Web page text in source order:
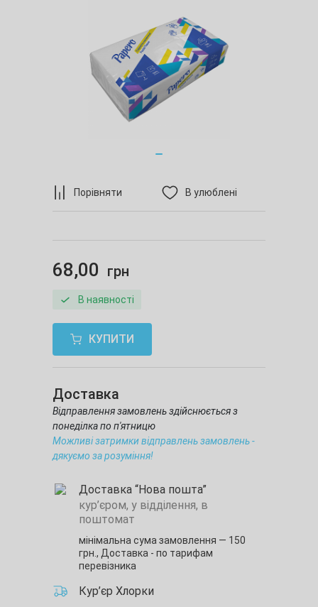
Порівняти В улюблені
68,00 грн
В наявності
КУПИТИ
Доставка
Відправлення замовлень здійснюється з
понеділка по п'ятницю
Можливі затримки відправлень замовлень -
дякуємо за розуміння!
Доставка “Нова пошта”
кур’єром, у відділення, в
поштомат
мінімальна сума замовлення — 150
грн., Доставка - по тарифам
перевізника
Кур’єр Хлорки